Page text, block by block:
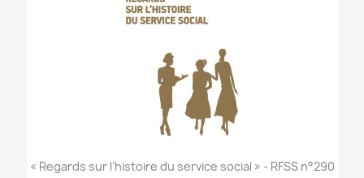
« Regards sur l’histoire du service social » - RFSS n°290